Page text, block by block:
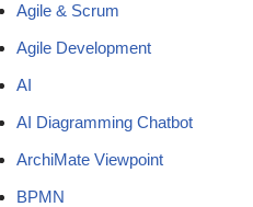
Agile & Scrum
Agile Development
AI
AI Diagramming Chatbot
ArchiMate Viewpoint
BPMN